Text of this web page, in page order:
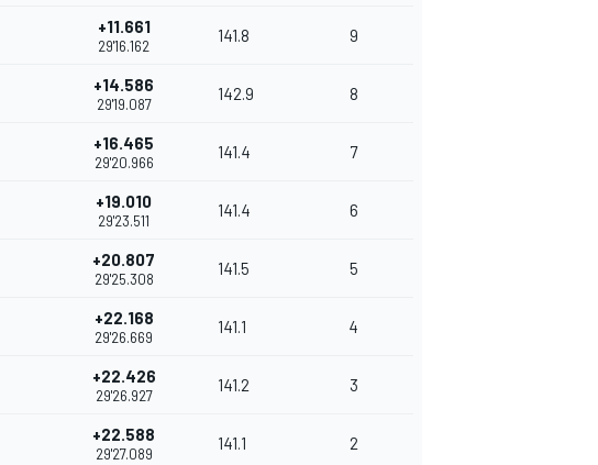
+11.661
29'16.162
141.8 9
+14.586
29'19.087
142.9 8
+16.465
29'20.966
141.4 7
+19.010
29'23.511
141.4 6
+20.807
29'25.308
141.5 5
+22.168
29'26.669
141.1 4
+22.426
29'26.927
141.2 3
+22.588
29'27.089
141.1 2